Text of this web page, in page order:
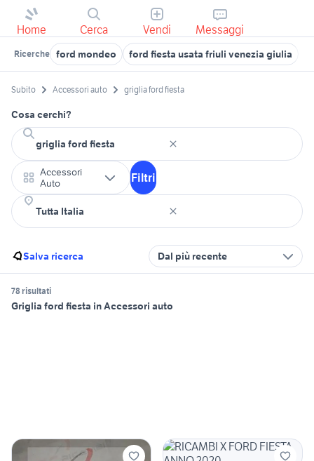
Home Cerca Vendi Messaggi
Ricerche ford mondeo ford fiesta usata friuli venezia giulia
Subito Accessori auto griglia ford fiesta
Cosa cerchi?
Accessori
Auto
Filtri
Salva ricerca Dal più recente
78 risultati
Griglia ford fiesta in Accessori auto